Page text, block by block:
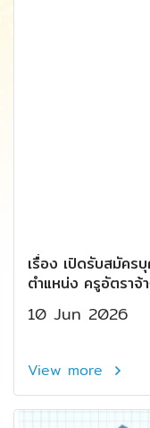
เรื่อง เปิดรับสมัครบุคคลเพื่อคัดเลือกเป็นลูกจ้างชั่วคราว
ตำแหน่ง ครูอัตราจ้
10 Jun 2026
View more